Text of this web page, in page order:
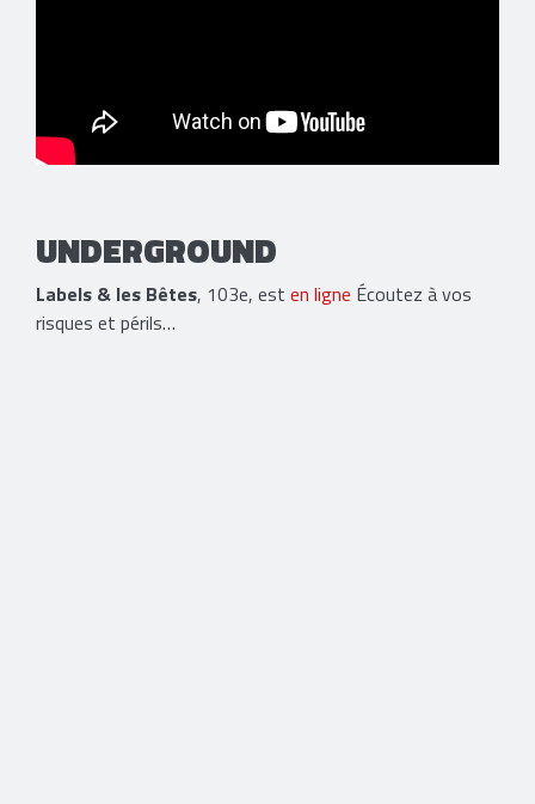
UNDERGROUND
Labels & les Bêtes, 103e, est en ligne Écoutez à vos
risques et périls…